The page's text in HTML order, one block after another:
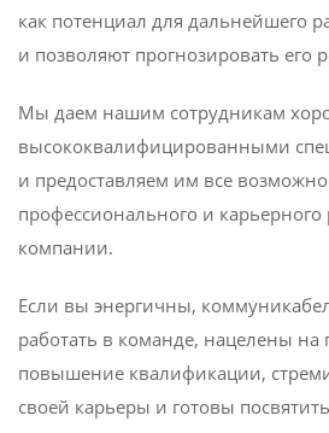
как потенциал для дальнейшего
и позволяют прогнозировать его
Мы даем нашим сотрудникам
высококвалифицированными
и предоставляем им все
профессионального и
компании.
Если вы энергичны,
работать в команде, нацелены на
повышение квалификации,
своей карьеры и готовы